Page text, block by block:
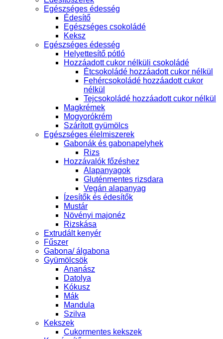
Egészséges édesség
Édesítő
Egészséges csokoládé
Keksz
Egészséges édesség
Helyettesítő pótló
Hozzáadott cukor nélküli csokoládé
Étcsokoládé hozzáadott cukor nélkül
Fehércsokoládé hozzáadott cukor
nélkül
Tejcsokoládé hozzáadott cukor nélkül
Magkrémek
Mogyorókrém
Szárított gyümölcs
Egészséges élelmiszerek
Gabonák és gabonapelyhek
Rizs
Hozzávalók főzéshez
Alapanyagok
Gluténmentes rizsdara
Vegán alapanyag
Ízesítők és édesítők
Mustár
Növényi majonéz
Rizskása
Extrudált kenyér
Fűszer
Gabona/ álgabona
Gyümölcsök
Ananász
Datolya
Kókusz
Mák
Mandula
Szilva
Kekszek
Cukormentes kekszek